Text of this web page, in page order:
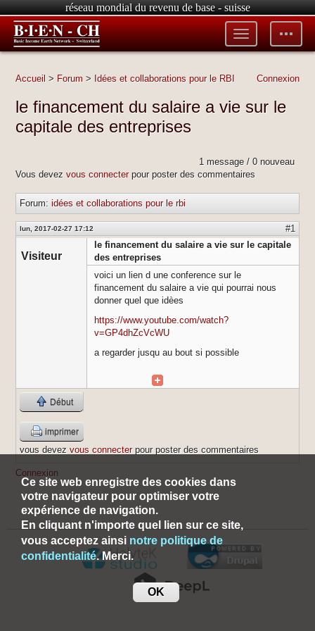
réseau mondial du revenu de base - suisse
Toggle
tools
Toggle
menu
Connexion
Accueil> Forum> Idées et collaborations pour le RBI
le financement du salaire a vie sur le
capitale des entreprises
1 message / 0 nouveau
Vous devez vous connecterpour poster des commentaires
Forum: idées et collaborations pour le rbi
lun, 2017-02-27 17:12 #1
Visiteur
le financement du salaire a vie sur le capitale
des entreprises
voici un lien d une conference sur le
financement du salaire a vie qui pourrai nous
donner quel que idèes
https://www.youtube.com/watch?
v=GP4dhZcVcWU
a regarder jusqu au bout si possible
Début
imprimer
vous devez vous connecterpour poster des commentaires
Connexion
Ce site web enregistre des cookies dans
votre navigateur pour optimiser votre
expérience de navigation.
En cliquant n'importe quel lien sur ce site,
vous acceptez ainsi notre politique de
confidentialité. Merci.
OK